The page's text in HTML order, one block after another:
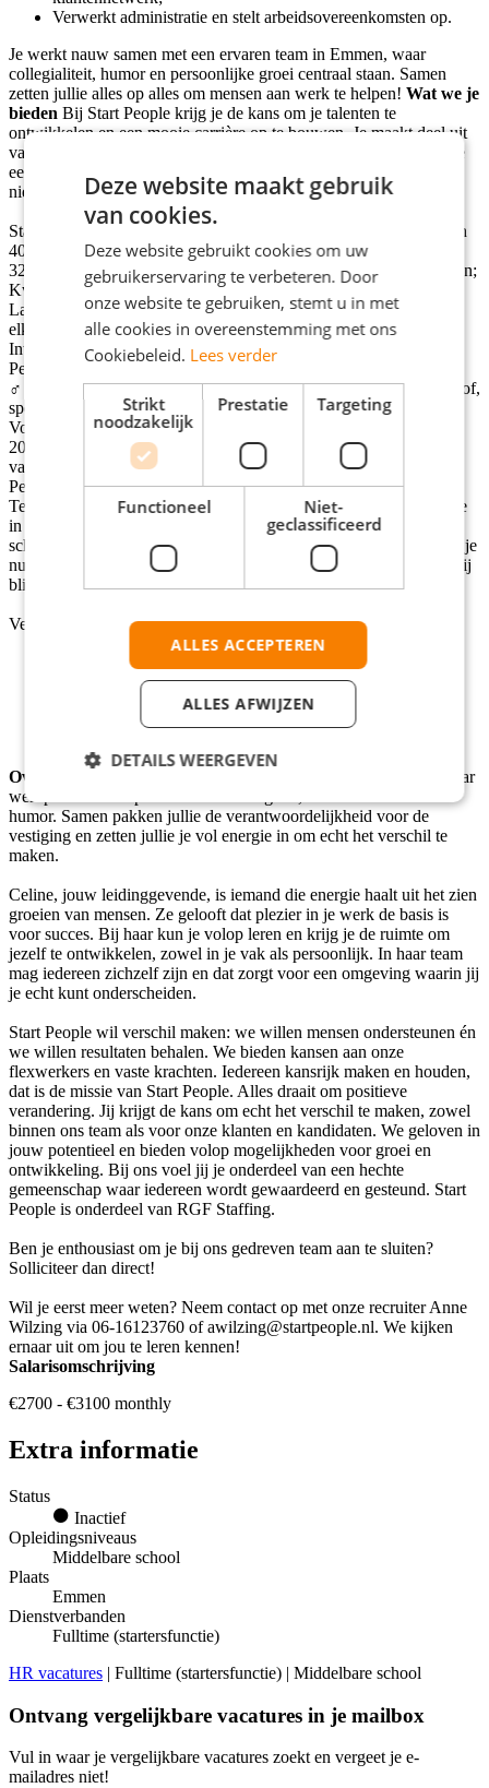
Verwerkt administratie en stelt arbeidsovereenkomsten op.
Je werkt nauw samen met een ervaren team in Emmen, waar
collegialiteit, humor en persoonlijke groei centraal staan. Samen
zetten jullie alles op alles om mensen aan werk te helpen! Wat we je
bieden Bij Start People krijg je de kans om je talenten te
ontwikkelen en een mooie carrière op te bouwen. Je maakt deel uit
van een hecht team waar je zorgvuldig wordt ingewerkt en krijg je
een goede onboarding. Zo begin jij met een goed gevoel aan je
nieuwe baan. Daarnaast kun je rekenen op:
Startsalaris tussen €2.700 en €3.100 bruto per maand (op basis van
40 uur);
32 tot 40 uur per week, met flexibele werktijden en hybride werken;
Kwartaalbonus bij behalen van teamdoelen;
Laptop, telefoon én thuiswerkvergoeding (€36 per maand + €600,
elke vijf jaar, voor accessoires);
Interne trainingen, e-learnings en doorgroeikansen binnen Start
People of RGF Staffing;
‍♂ Persoonlijk keuzebudget van 6%, vrij te besteden aan extra verlof,
sport, of uitbetaling;
Volledige OV-vergoeding of €0,24 per km reiskostenvergoeding;
20 vakantiedagen, met de optie om extra dagen te kopen + 8%
vakantiegeld;
Pensioenopbouw vanaf dag 1;
Teamuitjes, successen vieren én een coachende leidinggevende die
in jouw groei investeert.
Functie-eisenJij bruist van de energie,
schakelt makkelijk tussen taken en weet mensen te overtuigen. Of je
nu op kantoor zit, onderweg bent naar een klant of thuiswerkt — jij
blijft in verbinding.
Verder neem je het volgende met je mee:
Mbo+/hbo werk- en denkniveau;
Je bent sociaal, commercieel en resultaatgericht;
Je hebt een rijbewijs (pré) en vindt het leuk om bedrijven te
Over het bedrijf
Je komt terecht in een hecht en ervaren team waar
werkplezier voorop staat. De sfeer is goed, met veel ruimte voor
humor. Samen pakken jullie de verantwoordelijkheid voor de
vestiging en zetten jullie je vol energie in om echt het verschil te
maken.
Celine, jouw leidinggevende, is iemand die energie haalt uit het zien
groeien van mensen. Ze gelooft dat plezier in je werk de basis is
voor succes. Bij haar kun je volop leren en krijg je de ruimte om
jezelf te ontwikkelen, zowel in je vak als persoonlijk. In haar team
mag iedereen zichzelf zijn en dat zorgt voor een omgeving waarin jij
je echt kunt onderscheiden.
Start People wil verschil maken: we willen mensen ondersteunen én
we willen resultaten behalen. We bieden kansen aan onze
flexwerkers en vaste krachten. Iedereen kansrijk maken en houden,
dat is de missie van Start People. Alles draait om positieve
verandering. Jij krijgt de kans om echt het verschil te maken, zowel
binnen ons team als voor onze klanten en kandidaten. We geloven in
jouw potentieel en bieden volop mogelijkheden voor groei en
ontwikkeling. Bij ons voel jij je onderdeel van een hechte
gemeenschap waar iedereen wordt gewaardeerd en gesteund. Start
People is onderdeel van RGF Staffing.
Ben je enthousiast om je bij ons gedreven team aan te sluiten?
Solliciteer dan direct!
Wil je eerst meer weten? Neem contact op met onze recruiter Anne
Wilzing via 06-16123760 of awilzing@startpeople.nl. We kijken
ernaar uit om jou te leren kennen!
Salarisomschrijving
€2700 - €3100 monthly
Extra informatie
Status
Inactief
Opleidingsniveaus
Middelbare school
Plaats
Emmen
Dienstverbanden
Fulltime (startersfunctie)
HR vacatures | Fulltime (startersfunctie) | Middelbare school
Ontvang vergelijkbare vacatures in je mailbox
Vul in waar je vergelijkbare vacatures zoekt en vergeet je e-
mailadres niet!
Deze website maakt gebruik
van cookies.
Deze website gebruikt cookies om uw
gebruikerservaring te verbeteren. Door
onze website te gebruiken, stemt u in met
alle cookies in overeenstemming met ons
Cookiebeleid. Lees verder
Strikt
noodzakelijk
Prestatie Targeting
Functioneel
Niet-
geclassificeerd
ALLES ACCEPTEREN
ALLES AFWIJZEN
DETAILS WEERGEVEN